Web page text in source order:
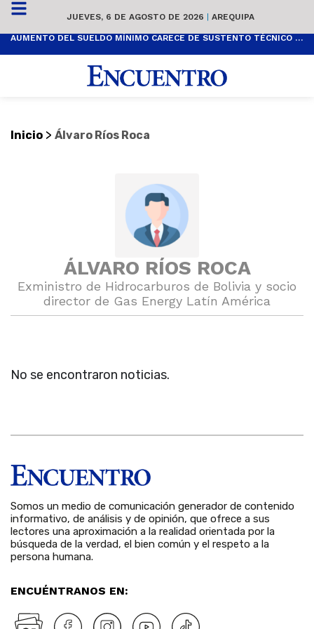
JUEVES, 6 DE AGOSTO DE 2026 | AREQUIPA
AUMENTO DEL SUELDO MÍNIMO CARECE DE SUSTENTO TÉCNICO Y ES POPULISTA
Inicio > Álvaro Ríos Roca
ÁLVARO RÍOS ROCA
Exministro de Hidrocarburos de Bolivia y socio
director de Gas Energy Latín América
No se encontraron noticias.
Somos un medio de comunicación generador de contenido
informativo, de análisis y de opinión, que ofrece a sus
lectores una aproximación a la realidad orientada por la
búsqueda de la verdad, el bien común y el respeto a la
persona humana.
ENCUÉNTRANOS EN: